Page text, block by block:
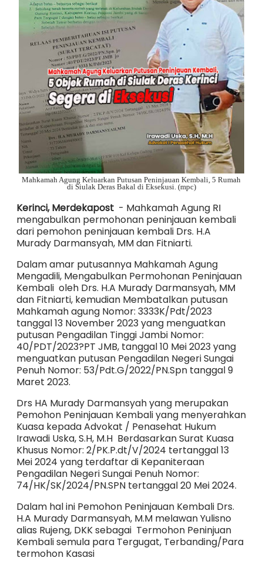
Mahkamah Agung Keluarkan Putusan Peninjauan Kembali, 5 Rumah
di Siulak Deras Bakal di Eksekusi. (mpc)
Kerinci, Merdekapost - Mahkamah Agung RI
mengabulkan permohonan peninjauan kembali
dari pemohon peninjauan kembali Drs. H.A
Murady Darmansyah, MM dan Fitniarti.
Dalam amar putusannya Mahkamah Agung
Mengadili, Mengabulkan Permohonan Peninjauan
Kembali oleh Drs. H.A Murady Darmansyah, MM
dan Fitniarti, kemudian Membatalkan putusan
Mahkamah agung Nomor: 3333K/Pdt/2023
tanggal 13 November 2023 yang menguatkan
putusan Pengadilan Tinggi Jambi Nomor:
40/PDT/2023?PT JMB, tanggal 10 Mei 2023 yang
menguatkan putusan Pengadilan Negeri Sungai
Penuh Nomor: 53/Pdt.G/2022/PN.Spn tanggal 9
Maret 2023.
Drs HA Murady Darmansyah yang merupakan
Pemohon Peninjauan Kembali yang menyerahkan
Kuasa kepada Advokat / Penasehat Hukum
Irawadi Uska, S.H, M.H Berdasarkan Surat Kuasa
Khusus Nomor: 2/PK.P.dt/V/2024 tertanggal 13
Mei 2024 yang terdaftar di Kepaniteraan
Pengadilan Negeri Sungai Penuh Nomor:
74/HK/SK/2024/PN.SPN tertanggal 20 Mei 2024.
Dalam hal ini Pemohon Peninjauan Kembali Drs.
H.A Murady Darmansyah, M.M melawan Yulisno
alias Rujeng, DKK sebagai Termohon Peninjuan
Kembali semula para Tergugat, Terbanding/Para
termohon Kasasi